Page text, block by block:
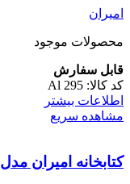
امیران
محصولات موجود
قابل سفارش
کد کالا: Al 295
اطلاعات بیشتر
مشاهده سریع
کتابخانه امیران مدل Amiran AL 296